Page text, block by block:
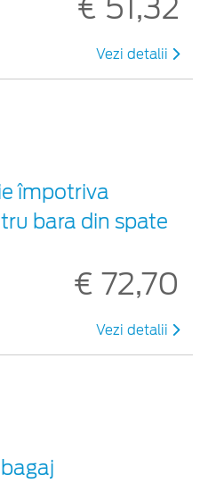
€ 51,32
Vezi detalii
împotriva
bara din spate
€ 72,70
Vezi detalii